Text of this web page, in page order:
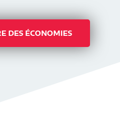
DES ÉCONOMIES